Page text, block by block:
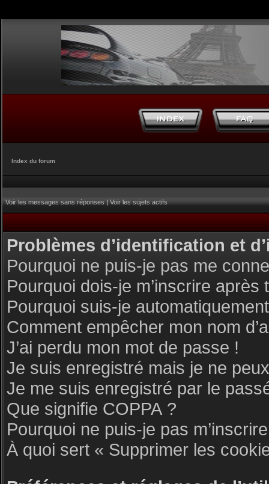
Index du forum
Voir les messages sans réponses|Voir les sujets actifs
Problèmes d’identification et
Pourquoi ne puis-je pas me
Pourquoi dois-je m’inscrire après
Pourquoi suis-je
Comment empêcher mon nom
J’ai perdu mon mot de passe !
Je suis enregistré mais je ne
Je me suis enregistré par le
Que signifie COPPA ?
Pourquoi ne puis-je pas
À quoi sert « Supprimer les